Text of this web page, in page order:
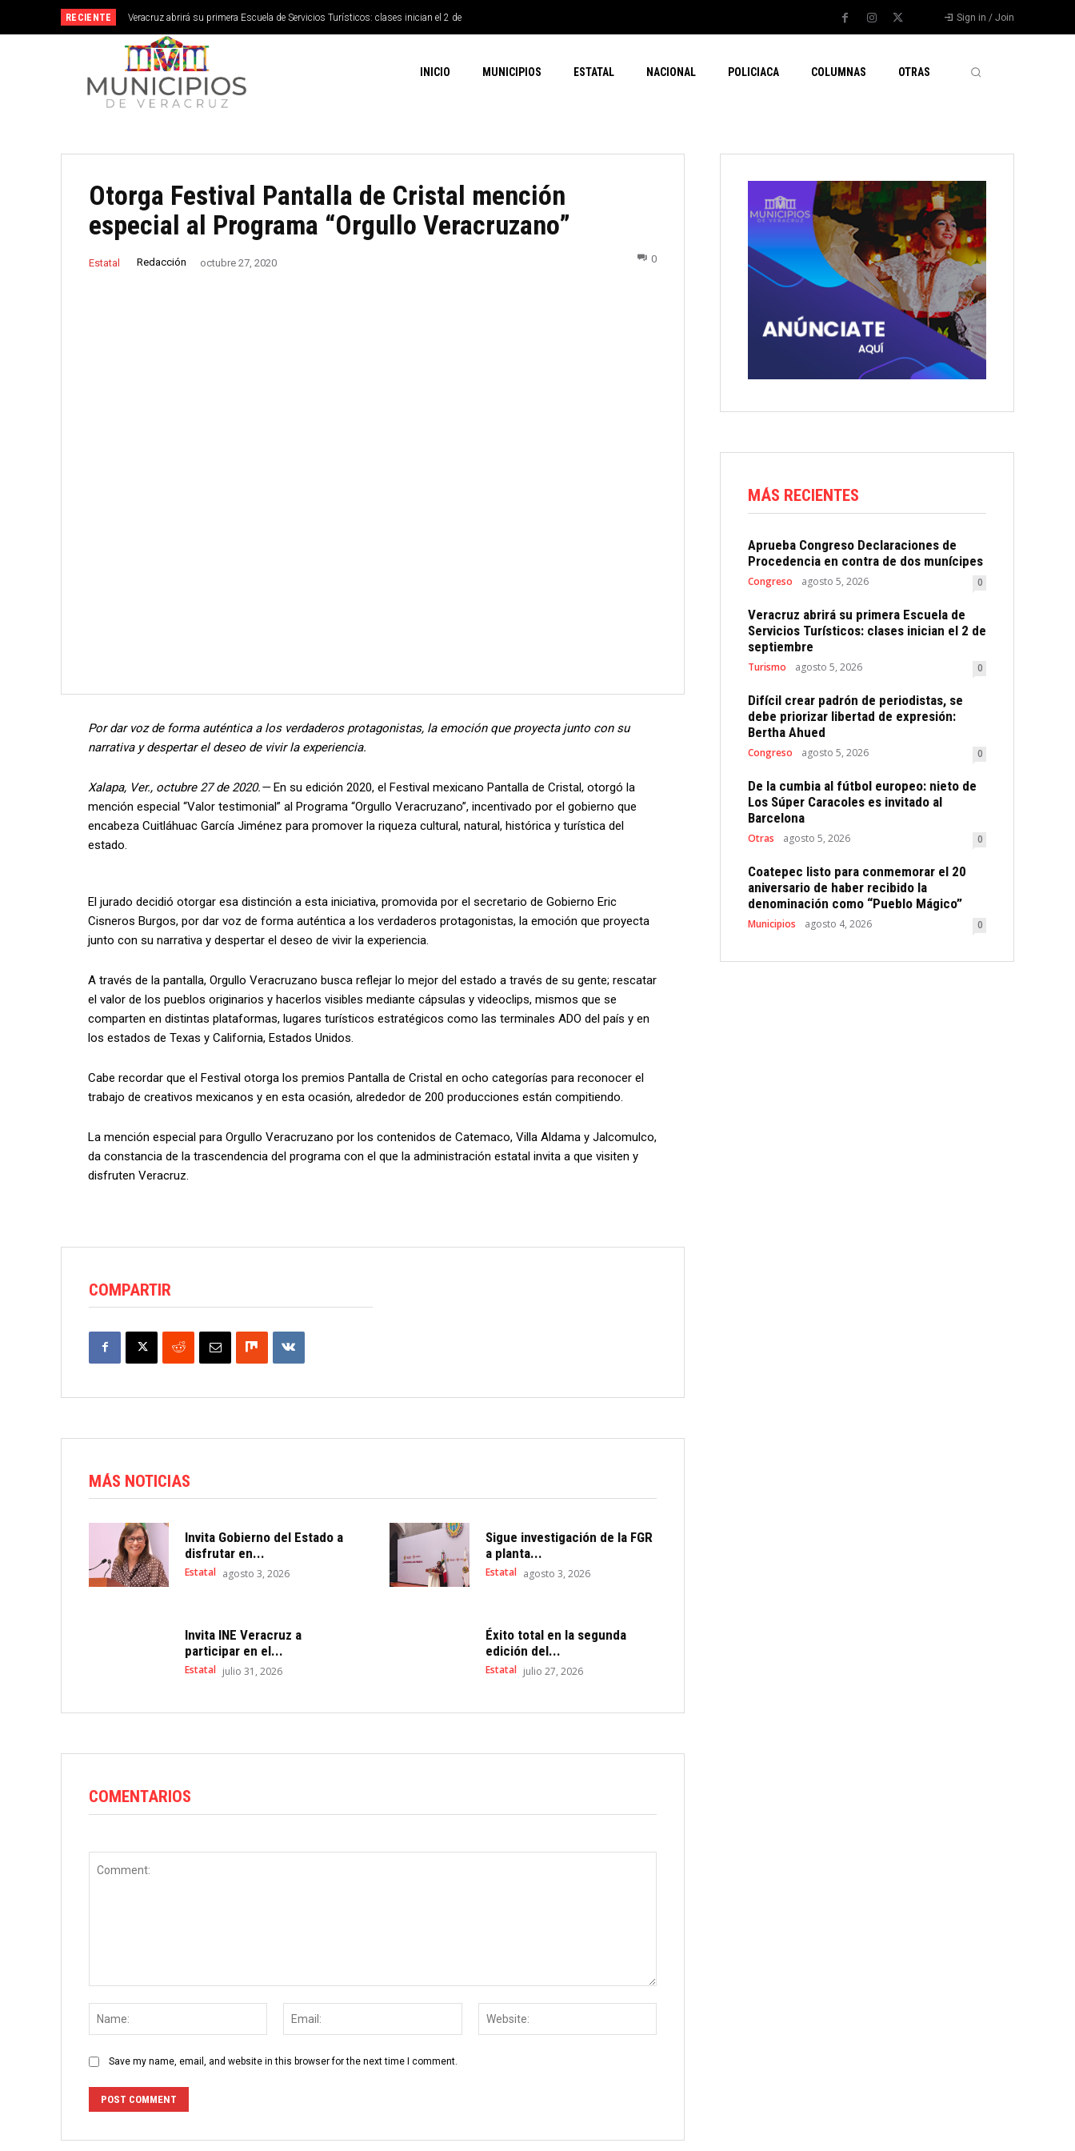
RECIENTE
Veracruz abrirá su primera Escuela de Servicios Turísticos: clases inician el 2 de
septiembre
Sign in / Join
INICIO MUNICIPIOS ESTATAL NACIONAL POLICIACA COLUMNAS OTRAS
Otorga Festival Pantalla de Cristal mención
especial al Programa “Orgullo Veracruzano”
Estatal Redacción octubre 27, 2020 0
Por dar voz de forma auténtica a los verdaderos protagonistas, la emoción que proyecta junto con su
narrativa y despertar el deseo de vivir la experiencia.
Xalapa, Ver., octubre 27 de 2020.—En su edición 2020, el Festival mexicano Pantalla de Cristal, otorgó la
mención especial “Valor testimonial” al Programa “Orgullo Veracruzano”, incentivado por el gobierno que
encabeza Cuitláhuac García Jiménez para promover la riqueza cultural, natural, histórica y turística del
estado.
El jurado decidió otorgar esa distinción a esta iniciativa, promovida por el secretario de Gobierno Eric
Cisneros Burgos, por dar voz de forma auténtica a los verdaderos protagonistas, la emoción que proyecta
junto con su narrativa y despertar el deseo de vivir la experiencia.
A través de la pantalla, Orgullo Veracruzano busca reflejar lo mejor del estado a través de su gente; rescatar
el valor de los pueblos originarios y hacerlos visibles mediante cápsulas y videoclips, mismos que se
comparten en distintas plataformas, lugares turísticos estratégicos como las terminales ADO del país y en
los estados de Texas y California, Estados Unidos.
Cabe recordar que el Festival otorga los premios Pantalla de Cristal en ocho categorías para reconocer el
trabajo de creativos mexicanos y en esta ocasión, alrededor de 200 producciones están compitiendo.
La mención especial para Orgullo Veracruzano por los contenidos de Catemaco, Villa Aldama y Jalcomulco,
da constancia de la trascendencia del programa con el que la administración estatal invita a que visiten y
disfruten Veracruz.
COMPARTIR
MÁS NOTICIAS
Invita Gobierno del Estado a
disfrutar en...
Estatal agosto 3, 2026
Sigue investigación de la FGR
a planta...
Estatal agosto 3, 2026
Invita INE Veracruz a
participar en el...
Estatal julio 31, 2026
Éxito total en la segunda
edición del...
Estatal julio 27, 2026
COMENTARIOS
Save my name, email, and website in this browser for the next time I comment.
MÁS RECIENTES
Aprueba Congreso Declaraciones de
Procedencia en contra de dos munícipes
Congreso agosto 5, 2026 0
Veracruz abrirá su primera Escuela de
Servicios Turísticos: clases inician el 2 de
septiembre
Turismo agosto 5, 2026 0
Difícil crear padrón de periodistas, se
debe priorizar libertad de expresión:
Bertha Ahued
Congreso agosto 5, 2026 0
De la cumbia al fútbol europeo: nieto de
Los Súper Caracoles es invitado al
Barcelona
Otras agosto 5, 2026 0
Coatepec listo para conmemorar el 20
aniversario de haber recibido la
denominación como “Pueblo Mágico”
Municipios agosto 4, 2026 0